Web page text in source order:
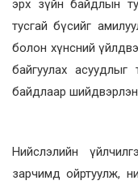
эрх зүйн байдлын
тусгай бүсийг
болон хүнсний
байгуулах
байдлаар
Нийслэлийн
зарчимд ойртуулж,